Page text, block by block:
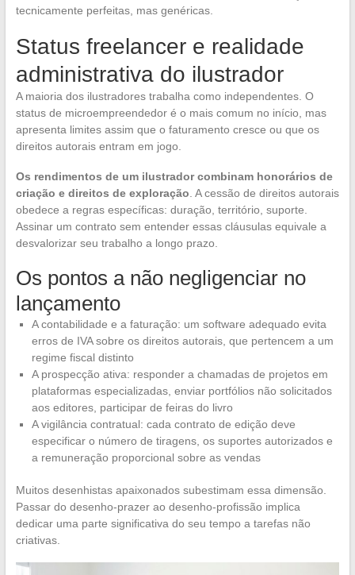
tecnicamente perfeitas, mas genéricas.
Status freelancer e realidade
administrativa do ilustrador
A maioria dos ilustradores trabalha como independentes. O
status de microempreendedor é o mais comum no início, mas
apresenta limites assim que o faturamento cresce ou que os
direitos autorais entram em jogo.
Os rendimentos de um ilustrador combinam honorários de
criação e direitos de exploração . A cessão de direitos autorais
obedece a regras específicas: duração, território, suporte.
Assinar um contrato sem entender essas cláusulas equivale a
desvalorizar seu trabalho a longo prazo.
Os pontos a não negligenciar no
lançamento
A contabilidade e a faturação: um software adequado evita
erros de IVA sobre os direitos autorais, que pertencem a um
regime fiscal distinto
A prospecção ativa: responder a chamadas de projetos em
plataformas especializadas, enviar portfólios não solicitados
aos editores, participar de feiras do livro
A vigilância contratual: cada contrato de edição deve
especificar o número de tiragens, os suportes autorizados e
a remuneração proporcional sobre as vendas
Muitos desenhistas apaixonados subestimam essa dimensão.
Passar do desenho-prazer ao desenho-profissão implica
dedicar uma parte significativa do seu tempo a tarefas não
criativas.